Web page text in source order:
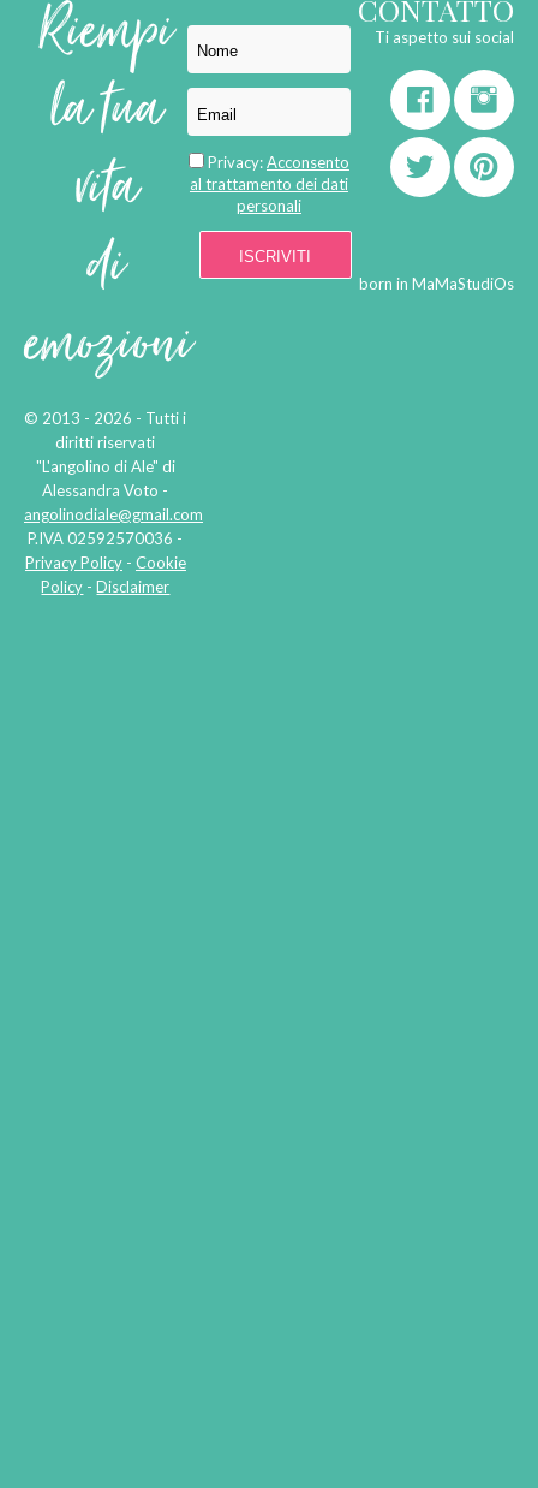
Riempi
la tua
vita
di
emozioni
© 2013 - 2026 - Tutti i
diritti riservati
"L'angolino di Ale" di
Alessandra Voto -
angolinodiale@gmail.com
P.IVA 02592570036 -
Privacy Policy- Cookie
Policy -Disclaimer
Privacy:Acconsento
al trattamento dei dati
personali
CONTATTO
Ti aspetto sui social
born in MaMaStudiOs